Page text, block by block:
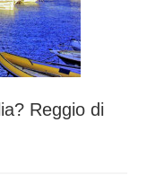
Reggio di